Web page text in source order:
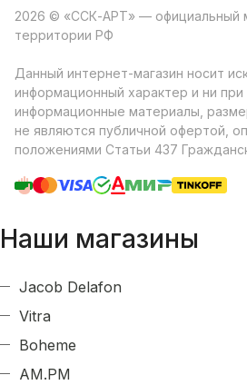
2026 © «ССК-АРТ» — официальный
территории РФ
Данный интернет-магазин носит
информационный характер и ни при
информационные материалы,
не являются публичной офертой,
положениями Статьи 437
Наши магазины
Jacob Delafon
Vitra
Boheme
AM.PM